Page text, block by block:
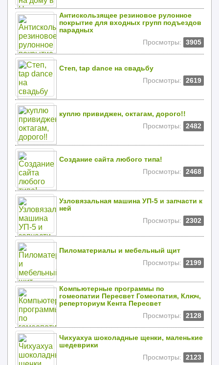
Антискользящее резиновое рулонное
покрытие для входных групп подъездов
парадных
Просмотры:
3905
Степ, tap dance на свадьбу
Просмотры:
2619
куплю привиджен, октагам, дорого!!
Просмотры:
2482
Создание сайта любого типа!
Просмотры:
2468
Узловязальная машина УП-5 и запчасти к
ней
Просмотры:
2302
Пиломатериалы и мебельный щит
Просмотры:
2199
Компьютерные программы по
гомеопатии Пересвет Гомеопатия, Ключ,
реперториум Кента Пересвет
Просмотры:
2128
Чихуахуа шоколадные щенки, маленькие
шедеврики
Просмотры:
2123